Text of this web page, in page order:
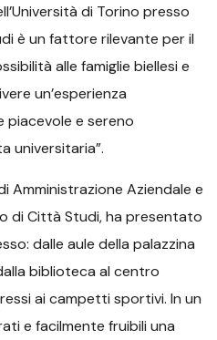
di Torino presso
è un fattore rilevante per il
alle famiglie biellesi e
un’esperienza
piacevole e sereno
universitaria”.
Amministrazione Aziendale e
di Città Studi, ha presentato
dalle aule della palazzina
biblioteca al centro
ai campetti sportivi. In un
e facilmente fruibili una